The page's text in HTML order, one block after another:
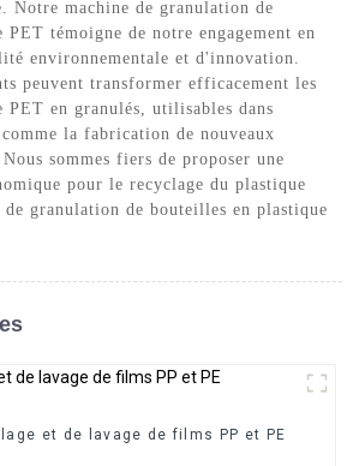
Notre machine de granulation de
témoigne de notre engagement en
environnementale et d'innovation.
peuvent transformer efficacement les
PET en granulés, utilisables dans
la fabrication de nouveaux
sommes fiers de proposer une
pour le recyclage du plastique
de granulation de bouteilles en plastique
et de lavage de films PP et PE